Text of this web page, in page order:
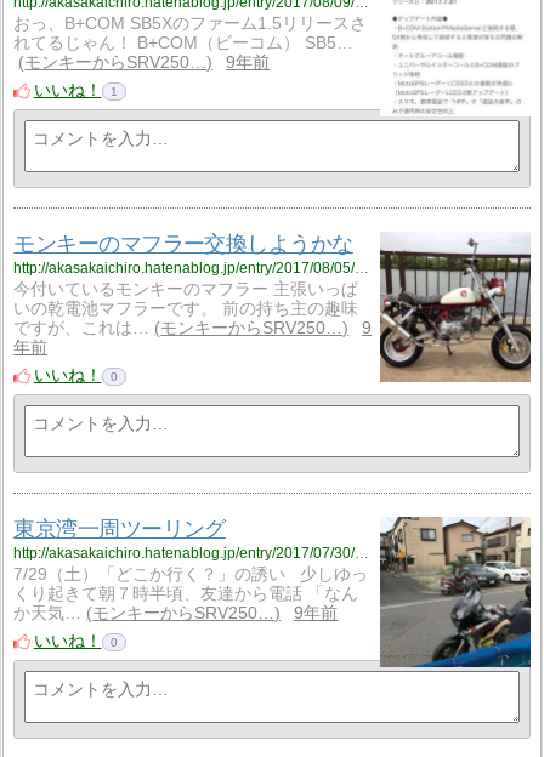
おっ、B+COM SB5Xのファーム1.5リリースさ
れてるじゃん！ B+COM（ビーコム） SB5…
モンキーからSRV250…
9年前
いいね！
1
モンキーのマフラー交換しようかな
http://akasakaichiro.hatenablog.jp/entry/2017/08/05/132855
今付いているモンキーのマフラー 主張いっぱ
いの乾電池マフラーです。 前の持ち主の趣味
ですが、これは…
モンキーからSRV250…
9
年前
いいね！
0
東京湾一周ツーリング
http://akasakaichiro.hatenablog.jp/entry/2017/07/30/220747
7/29（土）「どこか行く？」の誘い 少しゆっ
くり起きて朝７時半頃、友達から電話 「なん
か天気…
モンキーからSRV250…
9年前
いいね！
0